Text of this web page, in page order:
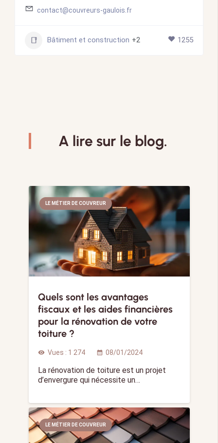
contact@couvreurs-gaulois.fr
Bâtiment et construction +2 1255
A lire sur le blog.
LE MÉTIER DE COUVREUR
Quels sont les avantages
fiscaux et les aides financières
pour la rénovation de votre
toiture ?
visibility Vues : 1 274 calendar_month 08/01/2024
La rénovation de toiture est un projet
d’envergure qui nécessite un…
LE MÉTIER DE COUVREUR